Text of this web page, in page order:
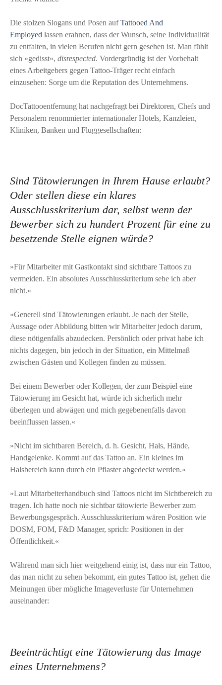
Die stolzen Slogans und Posen aufTattooed And
Employed lassen erahnen, dass der Wunsch, seine Individualität
zu entfalten, in vielen Berufen nicht gern gesehen ist. Man fühlt
sich »gedisst«, disrespected. Vordergründig ist der Vorbehalt
eines Arbeitgebers gegen Tattoo-Träger recht einfach
einzusehen: Sorge um die Reputation des Unternehmens.
DocTattooentfernung hat nachgefragt bei Direktoren, Chefs und
Personalern renommierter internationaler Hotels, Kanzleien,
Kliniken, Banken und Fluggesellschaften:
Sind Tätowierungen in Ihrem Hause erlaubt?
Oder stellen diese ein klares
Ausschlusskriterium dar, selbst wenn der
Bewerber sich zu hundert Prozent für eine zu
besetzende Stelle eignen würde?
»Für Mitarbeiter mit Gastkontakt sind sichtbare Tattoos zu
vermeiden. Ein absolutes Ausschlusskriterium sehe ich aber
nicht.«
»Generell sind Tätowierungen erlaubt. Je nach der Stelle,
Aussage oder Abbildung bitten wir Mitarbeiter jedoch darum,
diese nötigenfalls abzudecken. Persönlich oder privat habe ich
nichts dagegen, bin jedoch in der Situation, ein Mittelmaß
zwischen Gästen und Kollegen finden zu müssen.
Bei einem Bewerber oder Kollegen, der zum Beispiel eine
Tätowierung im Gesicht hat, würde ich sicherlich mehr
überlegen und abwägen und mich gegebenenfalls davon
beeinflussen lassen.«
»Nicht im sichtbaren Bereich, d. h. Gesicht, Hals, Hände,
Handgelenke. Kommt auf das Tattoo an. Ein kleines im
Halsbereich kann durch ein Pflaster abgedeckt werden.«
»Laut Mitarbeiterhandbuch sind Tattoos nicht im Sichtbereich zu
tragen. Ich hatte noch nie sichtbar tätowierte Bewerber zum
Bewerbungsgespräch. Ausschlusskriterium wären Position wie
DOSM, FOM, F&D Manager, sprich: Positionen in der
Öffentlichkeit.«
Während man sich hier weitgehend einig ist, dass nur ein Tattoo,
das man nicht zu sehen bekommt, ein gutes Tattoo ist, gehen die
Meinungen über mögliche Imageverluste für Unternehmen
auseinander:
Beeinträchtigt eine Tätowierung das Image
eines Unternehmens?